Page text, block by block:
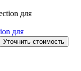
для
Уточнить стоимость